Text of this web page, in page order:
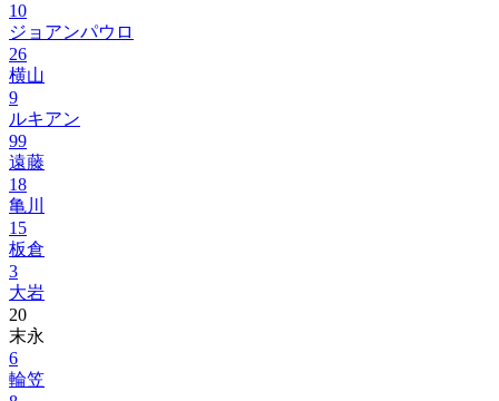
10
ジョアンパウロ
26
横山
9
ルキアン
99
遠藤
18
亀川
15
板倉
3
大岩
20
末永
6
輪笠